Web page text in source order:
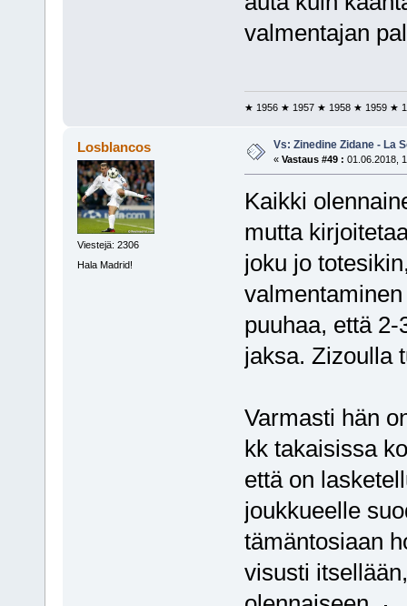
valmentajan
★ 1956 ★ 1957 ★ 1958 ★ 1959 ★
Losblancos
Viestejä: 2306
Hala Madrid!
Vs: Zinedine Zidane - La
« Vastaus #49 : 01.06.2018,
Kaikki
mutta
joku jo
puuhaa, että
jaksa. Zizoulla
Varmasti hän
kk takaisissa
että on
joukkueelle
tämäntosiaan
visusti